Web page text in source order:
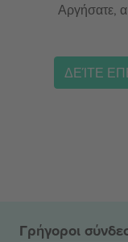
Αργήσατε,
ΔΕΊΤΕ
Γρήγοροι